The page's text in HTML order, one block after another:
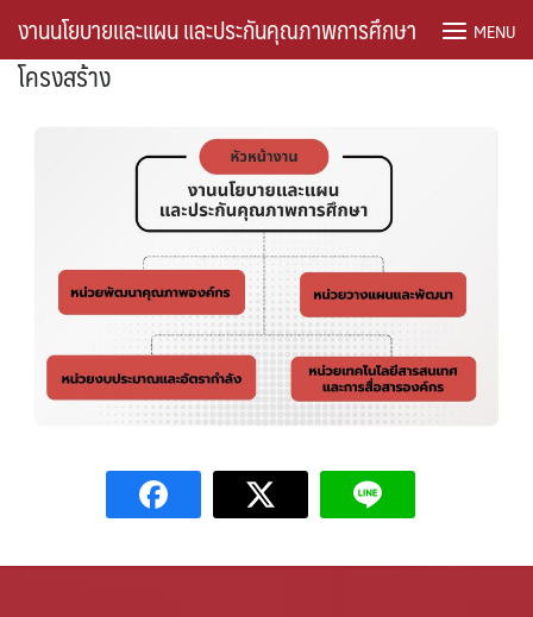
content
คู่มือ/เกณฑ์/ระเบียบ
คู่มือการปฏิบัติงาน
งบประมาณ
ติดต่อเรา
หน่วยงบประมาณและอัตรากำลัง
หน่วยพัฒนาคุณภาพองค์กร
งานนโยบายและแผน และประกันคุณภาพการศึกษา MENU
โครงสร้าง